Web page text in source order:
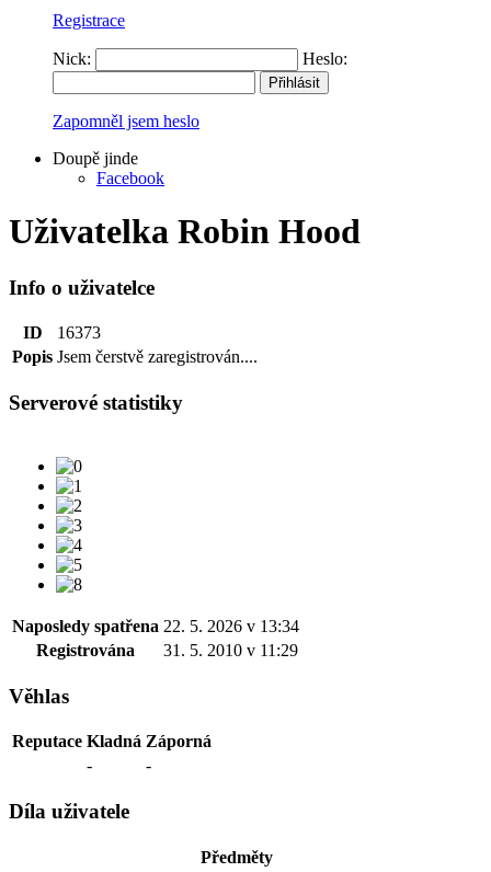
Registrace
Nick: Heslo:
Zapomněl jsem heslo
Doupě jinde
Facebook
Uživatelka Robin Hood
Info o uživatelce
ID
16373
Popis Jsem čerstvě zaregistrován....
Serverové statistiky
Naposledy spatřena 22. 5. 2026 v 13:34
Registrována
31. 5. 2010 v 11:29
Věhlas
Reputace Kladná Záporná
-
-
Díla uživatele
Předměty